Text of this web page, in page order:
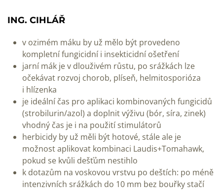
ING. CIHLÁŘ
v ozimém máku by už mělo být provedeno
kompletní fungicidní i insekticidní ošetření
jarní mák je v dlouživém růstu, po srážkách lze
očekávat rozvoj chorob, plíseň, helmitosporióza
i hlízenka
je ideální čas pro aplikaci kombinovaných fungicidů
(strobilurin/azol) a doplnit výživu (bór, síra, zinek)
vhodný čas je i na použití stimulátorů
herbicidy by už měli být hotové, stále ale je
možnost aplikovat kombinaci Laudis+Tomahawk,
pokud se kvůli dešťům nestihlo
k dotazům na voskovou vrstvu po deštích: po méně
intenzivních srážkách do 10 mm bez bouřky stačí